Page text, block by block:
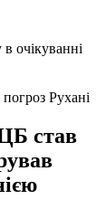
Рухані
став